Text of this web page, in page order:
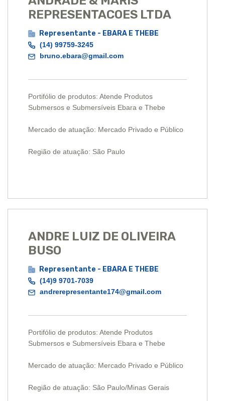
REPRESENTACOES LTDA
Representante - EBARA E THEBE
(14) 99759-3245
bruno.ebara@gmail.com
Portifólio de produtos: Atende Produtos
Submersos e Submersíveis Ebara e Thebe
Mercado de atuação: Mercado Privado e Público
Região de atuação: São Paulo
ANDRE LUIZ DE OLIVEIRA
BUSO
Representante - EBARA E THEBE
(14)9 9701-7039
andrerepresentante174@gmail.com
Portifólio de produtos: Atende Produtos
Submersos e Submersíveis Ebara e Thebe
Mercado de atuação: Mercado Privado e Público
Região de atuação: São Paulo/Minas Gerais